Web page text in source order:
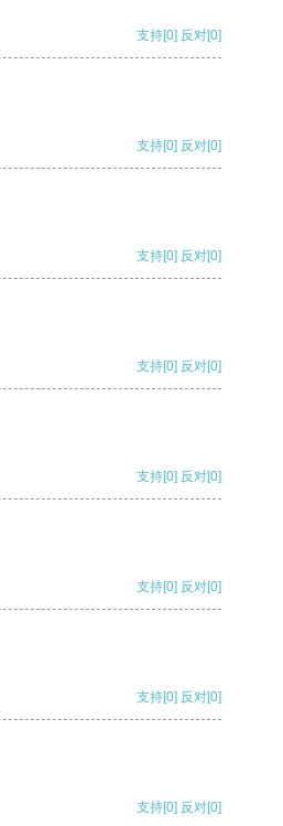
支持[0] 反对[0]
支持[0] 反对[0]
支持[0] 反对[0]
支持[0] 反对[0]
支持[0] 反对[0]
支持[0] 反对[0]
支持[0] 反对[0]
支持[0] 反对[0]